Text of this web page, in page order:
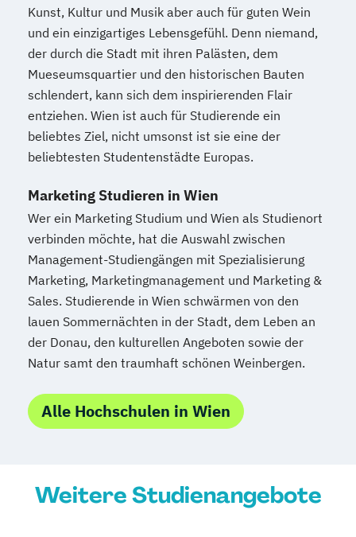
Kunst, Kultur und Musik aber auch für guten Wein
und ein einzigartiges Lebensgefühl. Denn niemand,
der durch die Stadt mit ihren Palästen, dem
Mueseumsquartier und den historischen Bauten
schlendert, kann sich dem inspirierenden Flair
entziehen. Wien ist auch für Studierende ein
beliebtes Ziel, nicht umsonst ist sie eine der
beliebtesten Studentenstädte Europas.
Marketing Studieren in Wien
Wer ein Marketing Studium und Wien als Studienort
verbinden möchte, hat die Auswahl zwischen
Management-Studiengängen mit Spezialisierung
Marketing, Marketingmanagement und Marketing &
Sales. Studierende in Wien schwärmen von den
lauen Sommernächten in der Stadt, dem Leben an
der Donau, den kulturellen Angeboten sowie der
Natur samt den traumhaft schönen Weinbergen.
Alle Hochschulen in Wien
Weitere Studienangebote